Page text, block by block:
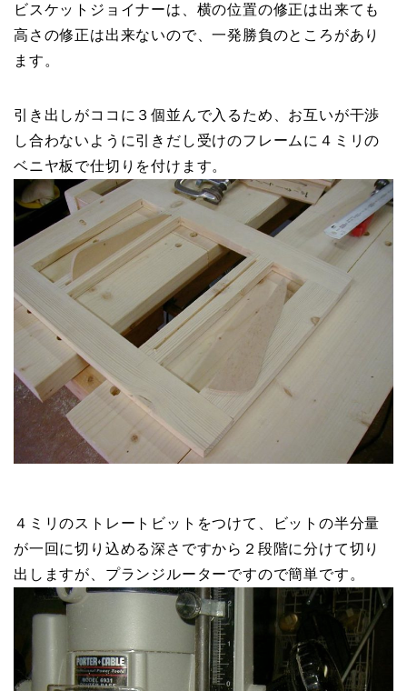
ビスケットジョイナーは、横の位置の修正は出来ても
高さの修正は出来ないので、一発勝負のところがあり
ます。
引き出しがココに３個並んで入るため、お互いが干渉
し合わないように引きだし受けのフレームに４ミリの
ベニヤ板で仕切りを付けます。
４ミリのストレートビットをつけて、ビットの半分量
が一回に切り込める深さですから２段階に分けて切り
出しますが、プランジルーターですので簡単です。